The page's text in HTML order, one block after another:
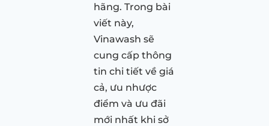
hãng. Trong bài
viết này,
Vinawash sẽ
cung cấp thông
tin chi tiết về giá
cả, ưu nhược
điểm và ưu đãi
mới nhất khi sở